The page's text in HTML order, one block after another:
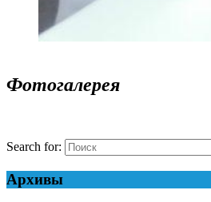
Фотогалерея
Search for:
Архивы